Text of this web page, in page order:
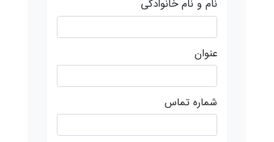
نام و نام خانوادگی
عنوان
شماره تماس